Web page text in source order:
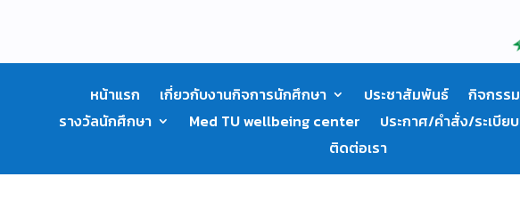
หน้าแรก เกี่ยวกับงานกิจการนักศึกษา ประชาสัมพันธ์ กิจกรรม
รางวัลนักศึกษา
Med TU wellbeing center ประกาศ/คำสั่ง/ระเบียบ
ติดต่อเรา